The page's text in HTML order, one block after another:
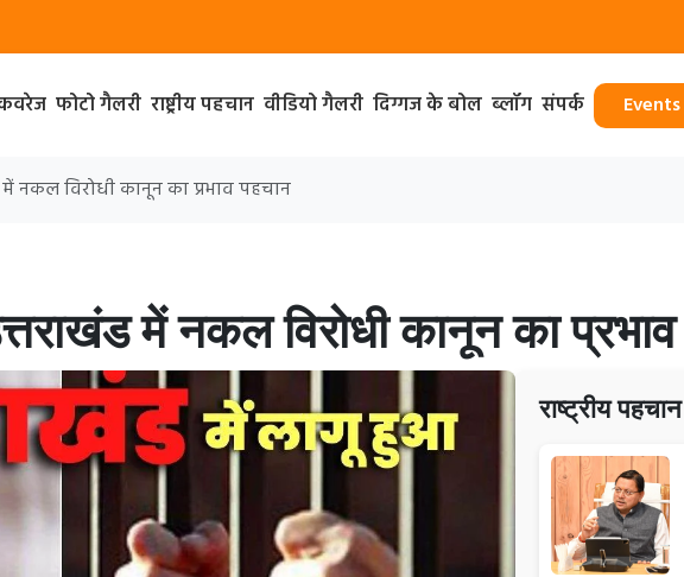
फोटो गैलरी राष्ट्रीय पहचान वीडियो गैलरी दिग्गज के बोल ब्लॉग संपर्क
नकल विरोधी कानून का प्रभाव पहचान
में नकल विरोधी कानून का प्रभाव
राष्ट्रीय पहचान